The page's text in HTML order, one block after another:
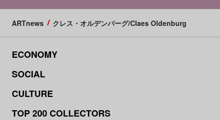
ARTnews クレス・オルデンバーグ/Claes Oldenburg
ECONOMY
SOCIAL
CULTURE
TOP 200 COLLECTORS